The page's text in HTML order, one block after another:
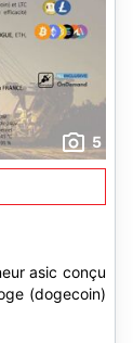
5
asic conçu
(dogecoin)